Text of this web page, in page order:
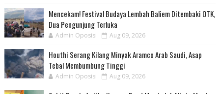
Mencekam! Festival Budaya Lembah Baliem Ditembaki OTK,
Dua Pengunjung Terluka
Admin Oposisi Aug 09, 2026
Houthi Serang Kilang Minyak Aramco Arab Saudi, Asap
Tebal Membumbung Tinggi
Admin Oposisi Aug 09, 2026